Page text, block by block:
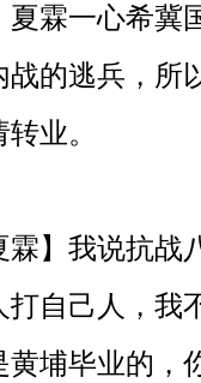
霖一心希冀
的逃兵，所
业。
】我说抗战
自己人，我
埔毕业的，